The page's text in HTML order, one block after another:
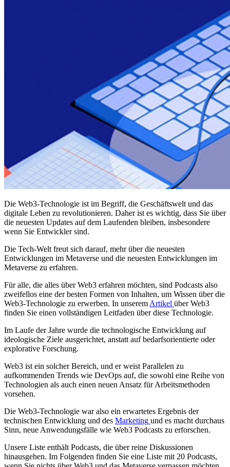
Die Web3-Technologie ist im Begriff, die Geschäftswelt und das
digitale Leben zu revolutionieren. Daher ist es wichtig, dass Sie über
die neuesten Updates auf dem Laufenden bleiben, insbesondere
wenn Sie Entwickler sind.
Die Tech-Welt freut sich darauf, mehr über die neuesten
Entwicklungen im Metaverse und die neuesten Entwicklungen im
Metaverse zu erfahren.
Für alle, die alles über Web3 erfahren möchten, sind Podcasts also
zweifellos eine der besten Formen von Inhalten, um Wissen über die
Web3-Technologie zu erwerben. In unserem Artikel über Web3
finden Sie einen vollständigen Leitfaden über diese Technologie.
Im Laufe der Jahre wurde die technologische Entwicklung auf
ideologische Ziele ausgerichtet, anstatt auf bedarfsorientierte oder
explorative Forschung.
Web3 ist ein solcher Bereich, und er weist Parallelen zu
aufkommenden Trends wie DevOps auf, die sowohl eine Reihe von
Technologien als auch einen neuen Ansatz für Arbeitsmethoden
vorsehen.
Die Web3-Technologie war also ein erwartetes Ergebnis der
technischen Entwicklung und des Marketing und es macht durchaus
Sinn, neue Anwendungsfälle wie Web3 Podcasts zu erforschen.
Unsere Liste enthält Podcasts, die über reine Diskussionen
hinausgehen. Im Folgenden finden Sie eine Liste mit 20 Podcasts,